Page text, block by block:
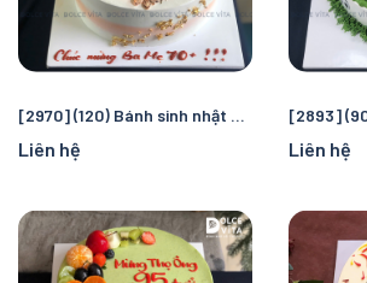
[2970] (120) Bánh sinh nhật vẽ tặng Ông Bà - Ghi dấu ấn hạnh phúc
Liên hệ Liên hệ